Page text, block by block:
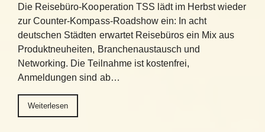
Die Reisebüro-Kooperation TSS lädt im Herbst wieder
zur Counter-Kompass-Roadshow ein: In acht
deutschen Städten erwartet Reisebüros ein Mix aus
Produktneuheiten, Branchenaustausch und
Networking. Die Teilnahme ist kostenfrei,
Anmeldungen sind ab…
Weiterlesen